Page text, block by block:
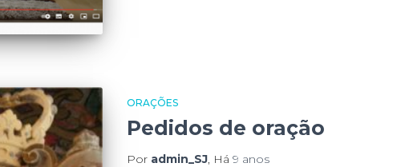
ORAÇÕES
Pedidos de oração
Por admin_SJ, Há 9 anos